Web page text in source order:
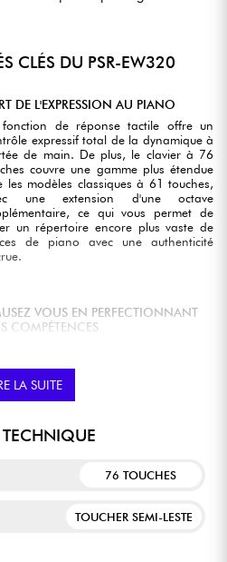
CLÉS DU PSR-EW320
DE L'EXPRESSION AU PIANO
fonction de réponse tactile offre un
expressif total de la dynamique à
de main. De plus, le clavier à 76
couvre une gamme plus étendue
les modèles classiques à 61 touches,
une extension d'une octave
ce qui vous permet de
un répertoire encore plus vaste de
de piano avec une authenticité
VOUS EN PERFECTIONNANT
COMPÉTENCES.
autant de fois que vous le
Profitez de la diversité des
votre jeu. Choisissez parmi
progresser tout en vous amusant.
LA SUITE
TECHNIQUE
76 TOUCHES
TOUCHER SEMI-LESTE